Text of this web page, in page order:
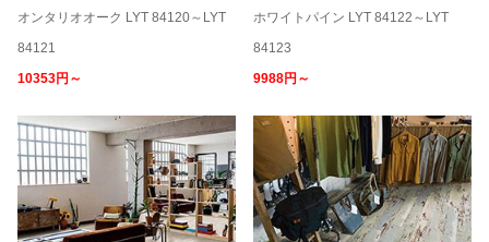
オンタリオオーク LYT 84120～LYT
84121
10353円～
ホワイトパイン LYT 84122～LYT
84123
9988円～